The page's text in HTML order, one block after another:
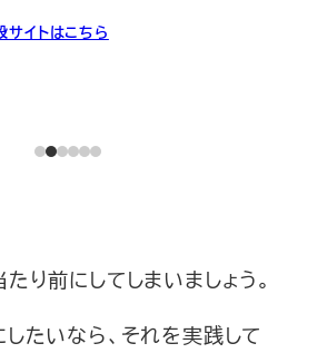
サイトはこちら
たり前にしてしまいましょう。
したいなら、それを実践して